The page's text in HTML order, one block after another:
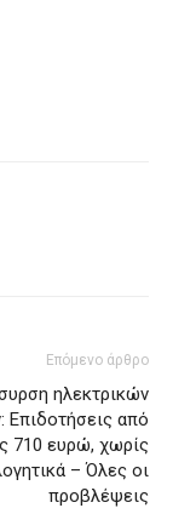
Επόμενο άρθρο
ηλεκτρικών
Επιδοτήσεις από
710 ευρώ, χωρίς
– Όλες οι
προβλέψεις